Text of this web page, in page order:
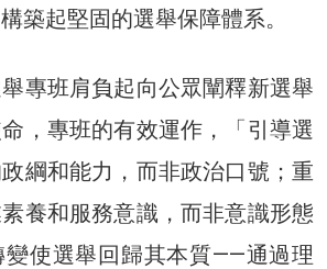
築起堅固的選舉保障體系。
專班肩負起向公眾闡釋新選舉
，專班的有效運作，「引導選
綱和能力，而非政治口號；重
養和服務意識，而非意識形態
變使選舉回歸其本質——通過理